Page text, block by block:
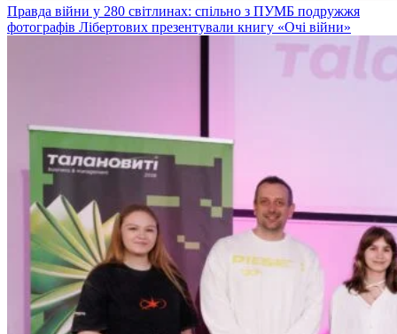
Правда війни у 280 світлинах: спільно з ПУМБ подружжя
фотографів Лібертових презентували книгу «Очі війни»